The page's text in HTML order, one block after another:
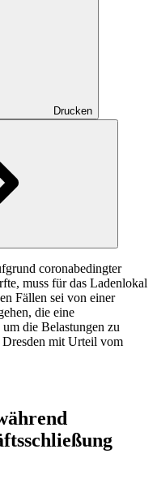
Drucken
coronabedingter
muss für das Ladenlokal
Fällen sei von einer
die eine
die Belastungen zu
Dresden mit Urteil vom